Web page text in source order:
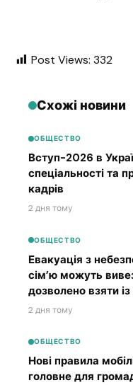
Post Views: 332
Схожі новини
ОБЩЕСТВО
Вступ-2026 в
спеціальності та
кадрів
2 дня тому
ОБЩЕСТВО
Евакуація з
сім’ю можуть
дозволено взяти
2 дня тому
ОБЩЕСТВО
Нові правила
головне для